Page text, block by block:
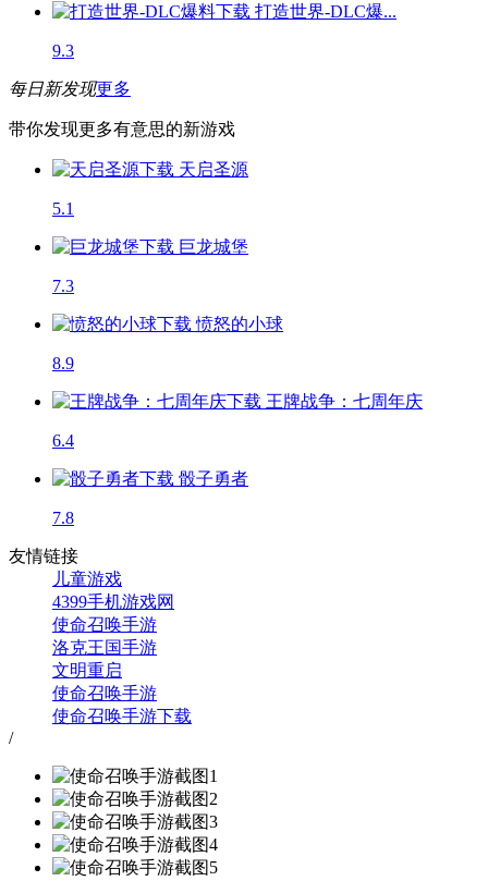
打造世界-DLC爆...
9.3
每日新发现更多
带你发现更多有意思的新游戏
天启圣源
5.1
巨龙城堡
7.3
愤怒的小球
8.9
王牌战争：七周年庆
6.4
骰子勇者
7.8
友情链接
儿童游戏
4399手机游戏网
使命召唤手游
洛克王国手游
文明重启
使命召唤手游
使命召唤手游下载
/